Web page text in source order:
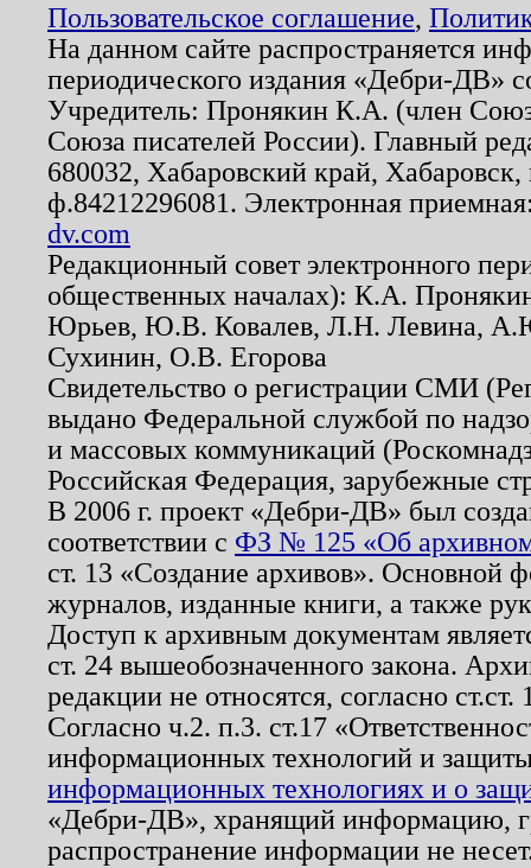
Пользовательское соглашение,
На данном сайте распространяется
периодического издания «Дебри-ДВ»
Учредитель: Пронякин К.А. (член
Союза писателей России). Главный
680032, Хабаровский край,
ф.84212296081. Электронная
dv.com
Редакционный совет электронного
общественных началах): К.А.
Юрьев, Ю.В. Ковалев, Л.Н. Левина,
Сухинин, О.В. Егорова
Свидетельство о регистрации СМИ
выдано Федеральной службой по
и массовых коммуникаций
Российская Федерация, зарубежные
В 2006 г. проект «Дебри-ДВ» был
соответствии с ФЗ № 125 «Об
ст. 13 «Создание архивов». Основной
журналов, изданные книги, а также
Доступ к архивным документам
ст. 24 вышеобозначенного закона.
редакции не относятся, согласно
Согласно ч.2. п.3. ст.17
информационных технологий и
информационных технологиях и о
«Дебри-ДВ», хранящий информацию,
распространение информации не